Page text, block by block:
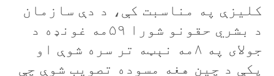
کليزې په مناسبت کې، د دې سازمان
د بشري حقونو شورا ۵۹مه غونډه د
جولای په ۸مه نېټه تر سره شوې او
پکې د چين هغه مسوده تصویب شوې چې